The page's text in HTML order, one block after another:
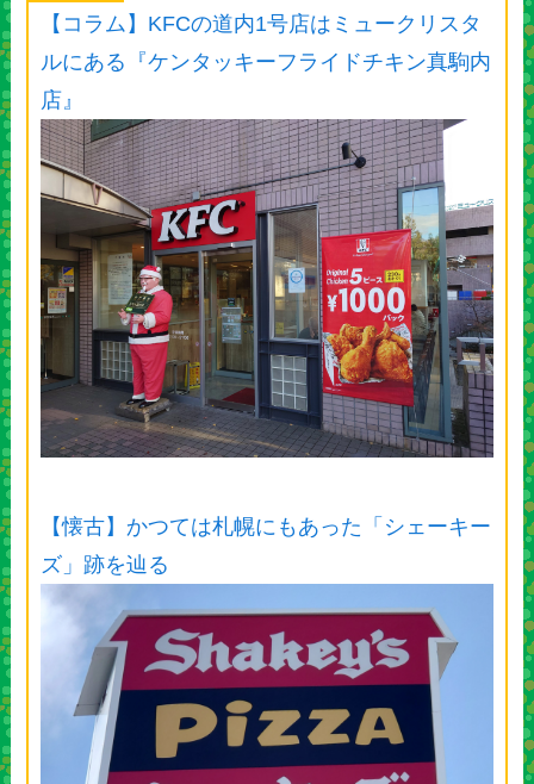
【コラム】KFCの道内1号店はミュークリスタ
ルにある『ケンタッキーフライドチキン真駒内
店』
【懐古】かつては札幌にもあった「シェーキー
ズ」跡を辿る